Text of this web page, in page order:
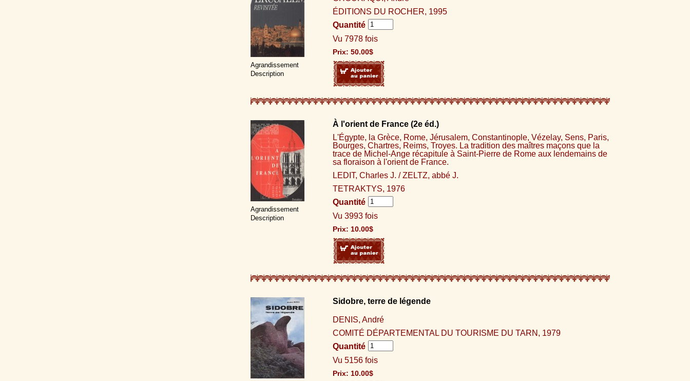
Agrandissement
Description
ÉDITIONS DU ROCHER, 1995
Quantité
Vu 7978 fois
Prix: 50.00$
Agrandissement
Description
À l'orient de France (2e éd.)
L'Égypte, la Grèce, Rome, Jérusalem, Constantinople, Vézelay, Sens, Paris,
Bourges, Chartres, Reims, Troyes. La tradition des maîtres maçons que la
trace de Michel-Ange récapitule à Saint-Pierre de Rome aux lendemains de
sa floraison à l'orient de France.
LEDIT, Charles J. / ZELTZ, abbé J.
TETRAKTYS, 1976
Quantité
Vu 3993 fois
Prix: 10.00$
Sidobre, terre de légende
DENIS, André
COMITÉ DÉPARTEMENTAL DU TOURISME DU TARN, 1979
Quantité
Vu 5156 fois
Prix: 10.00$